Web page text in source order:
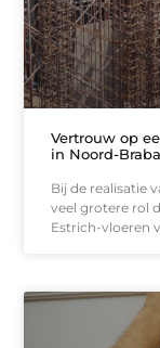
Vertrouw op
in Noord-
Bij de realisatie
veel grotere rol
Estrich-vloeren